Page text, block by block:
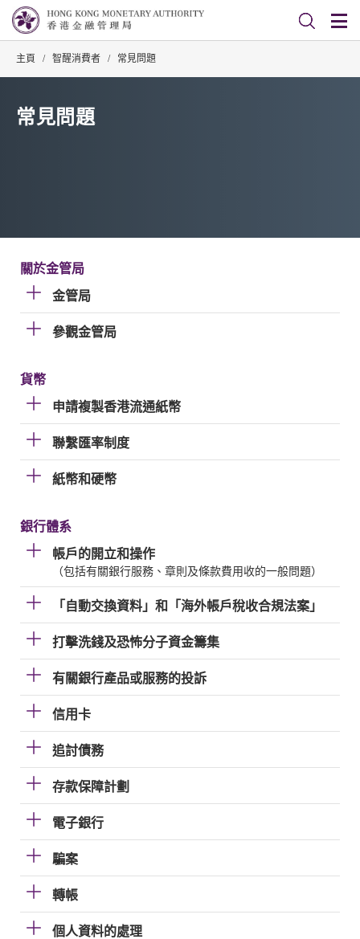
主頁 / 智醒消費者 / 常見問題
常見問題
關於金管局
金管局
參觀金管局
貨幣
申請複製香港流通紙幣
聯繫匯率制度
紙幣和硬幣
銀行體系
帳戶的開立和操作
（包括有關銀行服務、章則及條款費用收的一般問題）
「自動交換資料」和「海外帳戶稅收合規法案」
打擊洗錢及恐怖分子資金籌集
有關銀行產品或服務的投訴
信用卡
追討債務
存款保障計劃
電子銀行
騙案
轉帳
個人資料的處理